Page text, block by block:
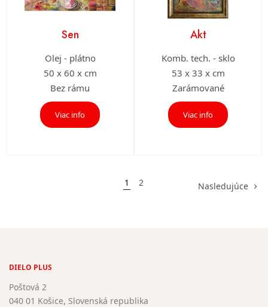
Sen
Olej - plátno
50 x 60 x cm
Bez rámu
Viac info
Akt
Komb. tech. - sklo
53 x 33 x cm
Zarámované
Viac info
1 2 Nasledujúce
DIELO PLUS
Poštová 2
040 01 Košice, Slovenská republika